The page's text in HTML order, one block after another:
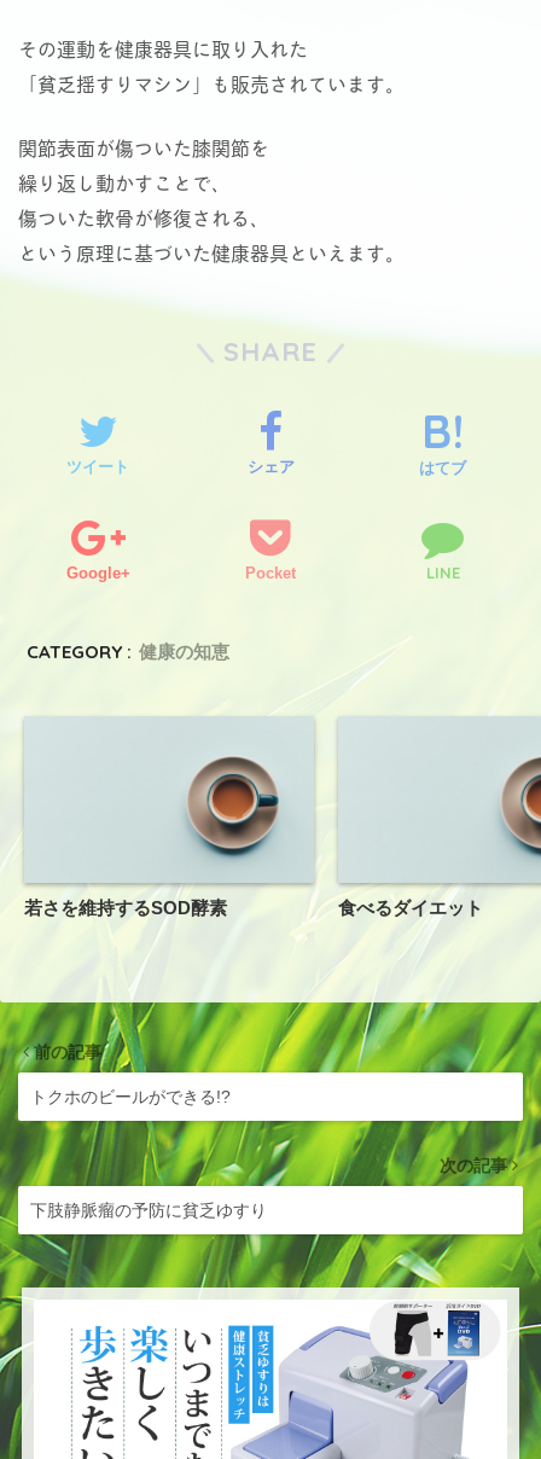
その運動を健康器具に取り入れた
「貧乏揺すりマシン」も販売されています。
関節表面が傷ついた膝関節を
繰り返し動かすことで、
傷ついた軟骨が修復される、
という原理に基づいた健康器具といえます。
SHARE
ツイート シェア はてブ
Google+ Pocket LINE
CATEGORY : 健康の知恵
若さを維持するSOD酵素 食べるダイエット
前の記事
トクホのビールができる!?
次の記事
下肢静脈瘤の予防に貧乏ゆすり